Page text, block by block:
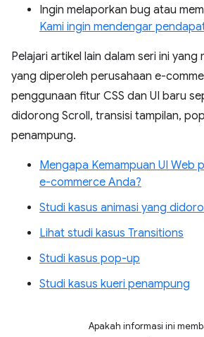
Ingin melaporkan bug atau
Kami ingin mendengar
Pelajari artikel lain dalam seri ini
yang diperoleh perusahaan e-
penggunaan fitur CSS dan UI baru
didorong Scroll, transisi tampilan,
penampung.
Mengapa Kemampuan UI Web
e-commerce Anda?
Studi kasus animasi yang
Lihat studi kasus Transitions
Studi kasus pop-up
Studi kasus kueri penampung
Apakah informasi ini